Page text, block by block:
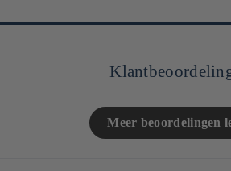
Meer beoordelingen